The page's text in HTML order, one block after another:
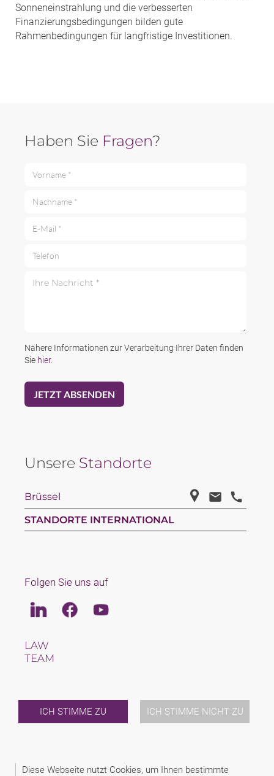
Diese Webseite nutzt Cookies, um Ihnen bestimmte
ICH STIMME ZU ICH STIMME NICHT ZU
Sonneneinstrahlung und die verbesserten
Finanzierungsbedingungen bilden gute
Rahmenbedingungen für langfristige Investitionen.
Haben Sie Fragen?
Nähere Informationen zur Verarbeitung Ihrer Daten finden
Sie hier.
Unsere Standorte
Brüssel
STANDORTE INTERNATIONAL
Folgen Sie uns auf
LinkedinFacebookYoutube
LAW
TEAM
NEWS & JUSFUL
VERANSTALTUNGEN
2026 (C) SAXINGER RECHTSANWALTS GMBH